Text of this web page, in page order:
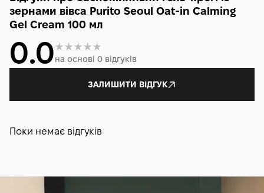
зернами вівса Purito Seoul Oat-in Calming
Gel Cream 100 мл
0.0на основі 0 відгуків
ЗАЛИШИТИ ВІДГУК
Поки немає відгуків